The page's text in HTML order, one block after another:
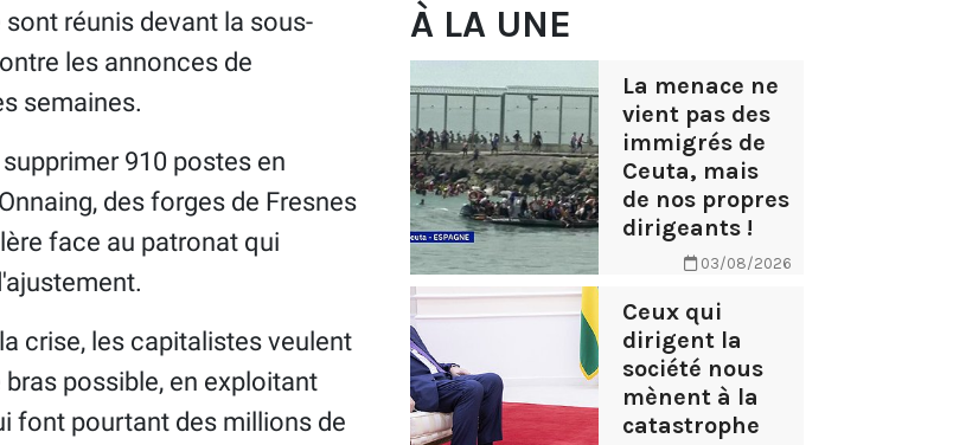
réunis devant la sous-
les annonces de
semaines.
910 postes en
des forges de Fresnes
face au patronat qui
crise, les capitalistes veulent
possible, en exploitant
font pourtant des millions de
À LA UNE
La menace ne
vient pas des
immigrés de
Ceuta, mais
de nos propres
dirigeants !
03/08/2026
Ceux qui
dirigent la
société nous
mènent à la
catastrophe